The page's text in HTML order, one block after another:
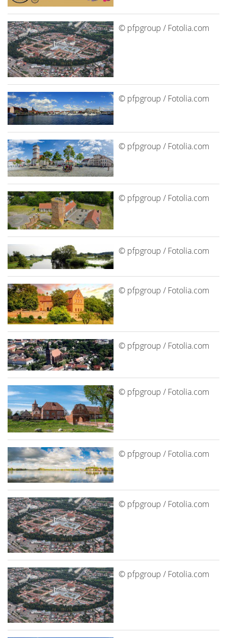
© pfpgroup / Fotolia.com
© pfpgroup / Fotolia.com
© pfpgroup / Fotolia.com
© pfpgroup / Fotolia.com
© pfpgroup / Fotolia.com
© pfpgroup / Fotolia.com
© pfpgroup / Fotolia.com
© pfpgroup / Fotolia.com
© pfpgroup / Fotolia.com
© pfpgroup / Fotolia.com
© pfpgroup / Fotolia.com